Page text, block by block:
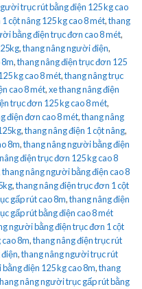
trục rút bằng điện 125 kg cao
cột nâng 125 kg cao 8 mét,thang
bằng điện trục đơn cao 8 mét,
,thang nâng người điện,
,thang nâng điện trục đơn 125
kg cao 8 mét,thang nâng trục
cao 8 mét,xe thang nâng điện
trục đơn 125 kg cao 8 mét,
điện đơn cao 8 mét,thang nâng
,thang nâng điện 1 cột nâng,
8m,thang nâng người bằng điện
điện trục đơn 125 kg cao 8
thang nâng người bằng điện cao 8
,thang nâng điện trục đơn 1 cột
gấp rút cao 8m,thang nâng điện
gấp rút bằng điện cao 8 mét
người bằng điện trục đơn 1 cột
8m,thang nâng điện trục rút
,thang nâng người trục rút
điện 125 kg cao 8m,thang
nâng người trục gấp rút bằng